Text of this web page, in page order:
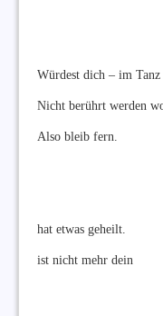
Würdest dich – im
Nicht berührt werden
Also bleib fern.
hat etwas geheilt.
ist nicht mehr dein